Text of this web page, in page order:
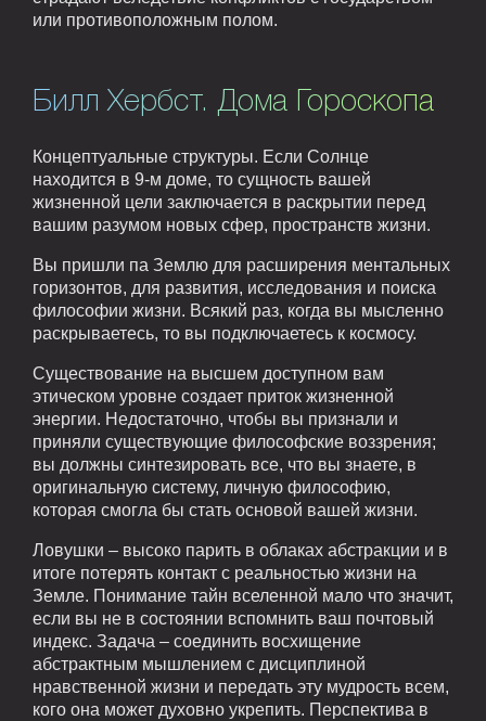
или противоположным полом.
Билл Хербст. Дома Гороскопа
Концептуальные структуры. Если Солнце
находится в 9-м доме, то сущность вашей
жизненной цели заключается в раскрытии перед
вашим разумом новых сфер, пространств жизни.
Вы пришли па Землю для расширения ментальных
горизонтов, для развития, исследования и поиска
философии жизни. Всякий раз, когда вы мысленно
раскрываетесь, то вы подключаетесь к космосу.
Существование на высшем доступном вам
этическом уровне создает приток жизненной
энергии. Недостаточно, чтобы вы признали и
приняли существующие философские воззрения;
вы должны синтезировать все, что вы знаете, в
оригинальную систему, личную философию,
которая смогла бы стать основой вашей жизни.
Ловушки – высоко парить в облаках абстракции и в
итоге потерять контакт с реальностью жизни на
Земле. Понимание тайн вселенной мало что значит,
если вы не в состоянии вспомнить ваш почтовый
индекс. Задача – соединить восхищение
абстрактным мышлением с дисциплиной
нравственной жизни и передать эту мудрость всем,
кого она может духовно укрепить. Перспектива в